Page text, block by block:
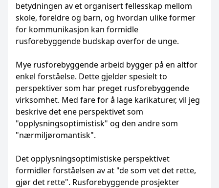
betydningen av et organisert fellesskap mellom
skole, foreldre og barn, og hvordan ulike former
for kommunikasjon kan formidle
rusforebyggende budskap overfor de unge.
Mye rusforebyggende arbeid bygger på en altfor
enkel forståelse. Dette gjelder spesielt to
perspektiver som har preget rusforebyggende
virksomhet. Med fare for å lage karikaturer, vil jeg
beskrive det ene perspektivet som
"opplysningsoptimistisk" og den andre som
"nærmiljøromantisk".
Det opplysningsoptimistiske perspektivet
formidler forståelsen av at "de som vet det rette,
gjør det rette". Rusforebyggende prosjekter